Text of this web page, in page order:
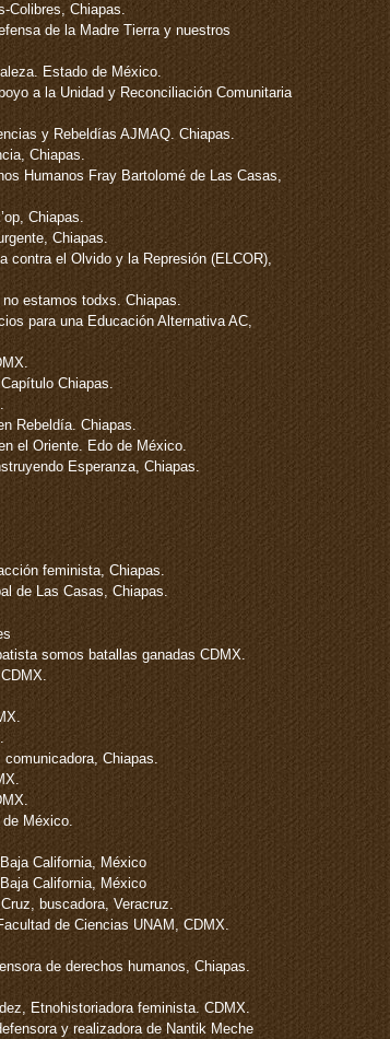
Colibres, Chiapas.
de la Madre Tierra y nuestros
Estado de México.
a la Unidad y Reconciliación Comunitaria
y Rebeldías AJMAQ. Chiapas.
Chiapas.
Humanos Fray Bartolomé de Las Casas,
Chiapas.
Chiapas.
contra el Olvido y la Represión (ELCOR),
estamos todxs. Chiapas.
para una Educación Alternativa AC,
Chiapas.
Rebeldía. Chiapas.
el Oriente. Edo de México.
Esperanza, Chiapas.
feminista, Chiapas.
de Las Casas, Chiapas.
somos batallas ganadas CDMX.
Chiapas.
México.
California, México
California, México
buscadora, Veracruz.
de Ciencias UNAM, CDMX.
de derechos humanos, Chiapas.
Etnohistoriadora feminista. CDMX.
y realizadora de Nantik Meche